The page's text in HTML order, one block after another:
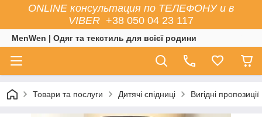
ONLINE консультация по ТЕЛЕФОНУ и в
VIBER +38 050 04 23 117
MenWen | Одяг та текстиль для всієї родини
Товари та послуги Дитячі спідниці Вигідні пропозиції